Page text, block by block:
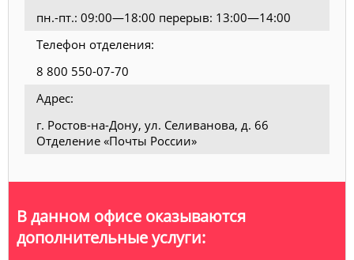
пн.-пт.: 09:00—18:00 перерыв: 13:00—14:00
Телефон отделения:
8 800 550-07-70
Адрес:
г. Ростов-на-Дону, ул. Селиванова, д. 66
Отделение «Почты России»
В данном офисе оказываются
дополнительные услуги: